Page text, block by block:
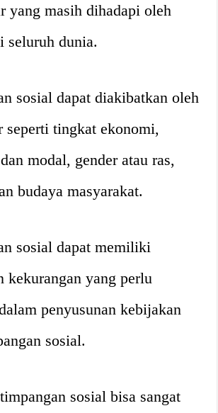
yang masih dihadapi oleh
seluruh dunia.
sosial dapat diakibatkan oleh
seperti tingkat ekonomi,
modal, gender atau ras,
budaya masyarakat.
sosial dapat memiliki
kekurangan yang perlu
penyusunan kebijakan
sosial.
sosial bisa sangat